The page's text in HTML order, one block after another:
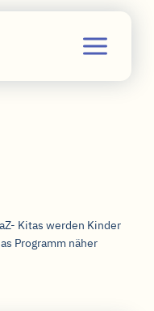
Kitas werden Kinder
Programm näher